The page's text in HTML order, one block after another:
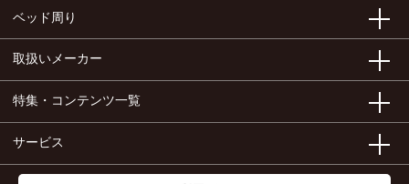
ベッド周り
取扱いメーカー
特集・コンテンツ一覧
サービス